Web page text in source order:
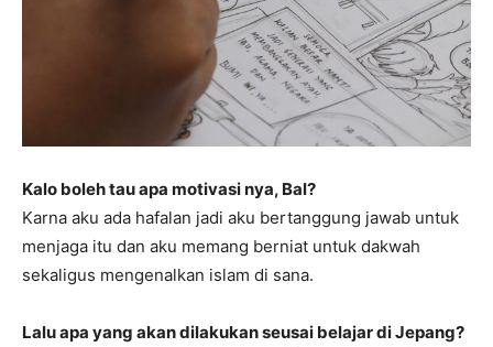
Kalo boleh tau apa motivasi nya, Bal?
Karna aku ada hafalan jadi aku bertanggung jawab untuk
menjaga itu dan aku memang berniat untuk dakwah
sekaligus mengenalkan islam di sana.
Lalu apa yang akan dilakukan seusai belajar di Jepang?